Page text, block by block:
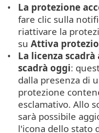
La protezione
fare clic sulla
riattivare la
suAttiva
La licenza scadrà
scadrà oggi:
dalla presenza di
protezione
esclamativo. Allo
sarà possibile
l'icona dello stato